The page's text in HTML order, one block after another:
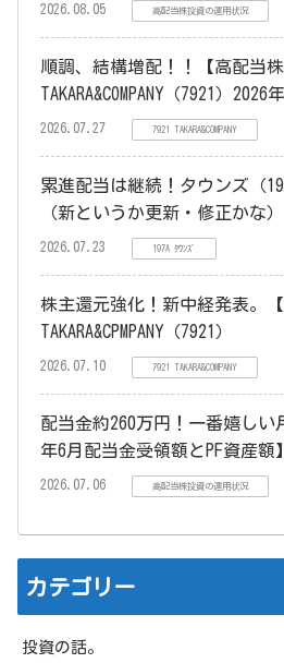
2026.08.05 高配当株投資の運用状況
順調、結構増配！！【高配当株
TAKARA&COMPANY（7921）
2026.07.27 7921 TAKARA&COMPANY
累進配当は継続！タウンズ（
（新というか更新・修正かな）
2026.07.23 197A ﾀｳﾝｽﾞ
株主還元強化！新中経発表。【
TAKARA&CPMPANY（7921）
2026.07.10 7921 TAKARA&COMPANY
配当金約260万円！一番嬉しい
年6月配当金受領額とPF資産額】
2026.07.06 高配当株投資の運用状況
カテゴリー
投資の話。